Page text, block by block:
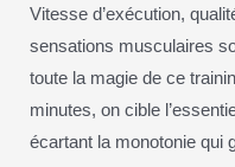
Vitesse d’exécution,
sensations musculaires
toute la magie de ce
minutes, on cible
écartant la monotonie qui